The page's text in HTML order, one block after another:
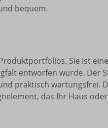
bequem.
Sie ist
entworfen wurde. Der
praktisch wartungsfrei.
das Ihr Haus